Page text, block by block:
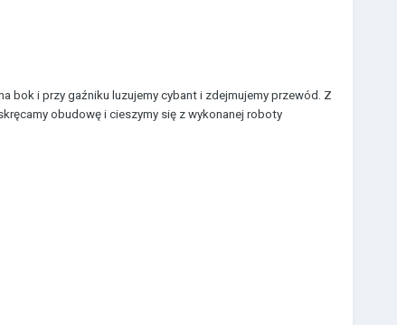
bok i przy gaźniku luzujemy cybant i zdejmujemy przewód. Z
obudowę i cieszymy się z wykonanej roboty